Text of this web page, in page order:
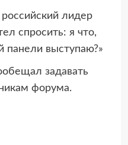
лидер
спросить: я что,
панели выступаю?»
задавать
форума.